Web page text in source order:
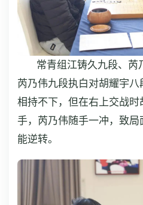
常青组江铸久九段、芮
芮乃伟九段执白对胡耀宇
相持不下，但在右上交战
手，芮乃伟随手一冲，致
能逆转。